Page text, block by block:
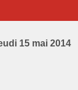
15 mai 2014